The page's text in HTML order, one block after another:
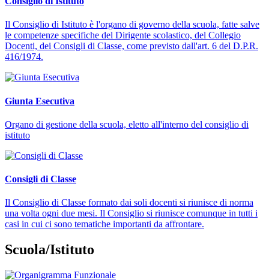
Il Consiglio di Istituto è l'organo di governo della scuola, fatte salve
le competenze specifiche del Dirigente scolastico, del Collegio
Docenti, dei Consigli di Classe, come previsto dall'art. 6 del D.P.R.
416/1974.
Giunta Esecutiva
Organo di gestione della scuola, eletto all'interno del consiglio di
istituto
Consigli di Classe
Il Consiglio di Classe formato dai soli docenti si riunisce di norma
una volta ogni due mesi. Il Consiglio si riunisce comunque in tutti i
casi in cui ci sono tematiche importanti da affrontare.
Scuola/Istituto